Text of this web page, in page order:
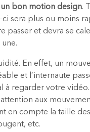
bon motion design.
ci sera plus ou moins
passer et devra se
une.
En effet, un
et l’internaute
à regarder votre
aux
en compte la taille
etc.